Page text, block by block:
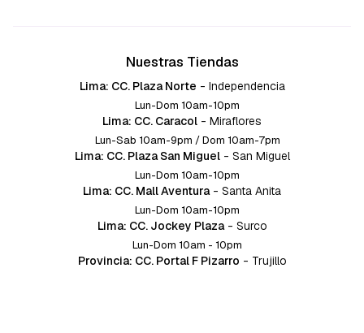
Nuestras Tiendas
Lima: CC. Plaza Norte - Independencia
Lun-Dom 10am-10pm
Lima: CC. Caracol - Miraflores
Lun-Sab 10am-9pm / Dom 10am-7pm
Lima: CC. Plaza San Miguel - San Miguel
Lun-Dom 10am-10pm
Lima: CC. Mall Aventura - Santa Anita
Lun-Dom 10am-10pm
Lima: CC. Jockey Plaza - Surco
Lun-Dom 10am - 10pm
Provincia: CC. Portal F Pizarro - Trujillo